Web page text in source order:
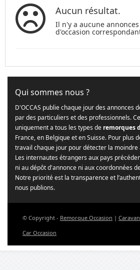
Aucun résultat.
Il n'y a aucune
d'occasion
Qui sommes nous ?
D'OCCAS publie chaque jour des annonces
par des particuliers et des professionnels.
uniquement a tous les types de remorques
France, en Belgique et en Suisse. Pour plus
travail chaque jour pour détecter la
Les internautes étrangers aux pays
ni au dépôt d'annonce ni aux coordonnées
Notre priorité est la transparence et
nous publions.
© Copyright - Remorque Occasion |
Car Occasion